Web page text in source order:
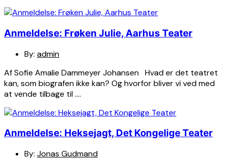
Anmeldelse: Frøken Julie, Aarhus Teater
By: admin
Af Sofie Amalie Dammeyer Johansen Hvad er det teatret
kan, som biografen ikke kan? Og hvorfor bliver vi ved med
at vende tilbage til ….
Anmeldelse: Heksejagt, Det Kongelige Teater
By: Jonas Gudmand